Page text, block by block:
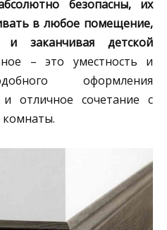
безопасны, их
в любое помещение,
заканчивая детской
– это уместность и
оформления
отличное сочетание с
комнаты.